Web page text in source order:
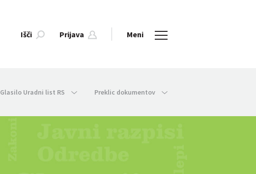
Išči Prijava Meni
Glasilo Uradni list RS Preklic dokumentov